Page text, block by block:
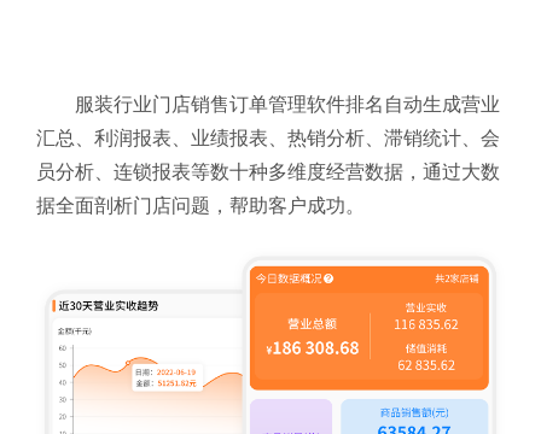
服装行业门店销售订单管理软件排名自动生成营业
汇总、利润报表、业绩报表、热销分析、滞销统计、会
员分析、连锁报表等数十种多维度经营数据，通过大数
据全面剖析门店问题，帮助客户成功。